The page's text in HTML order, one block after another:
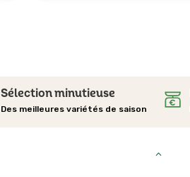
Sélection minutieuse
Des meilleures variétés de saison